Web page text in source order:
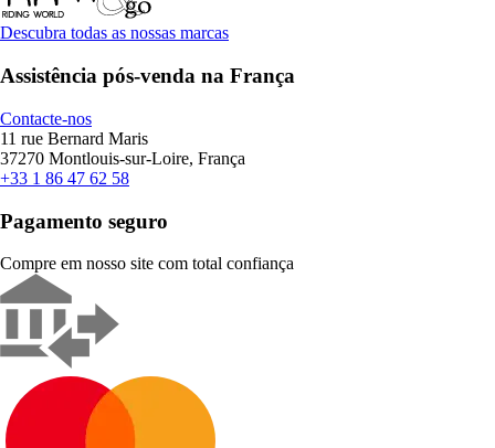
Descubra todas as nossas marcas
Assistência pós-venda na França
Contacte-nos
11 rue Bernard Maris
37270 Montlouis-sur-Loire, França
+33 1 86 47 62 58
Pagamento seguro
Compre em nosso site com total confiança